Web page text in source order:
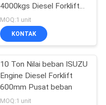
39
4000kgs Diesel Forklift
Truck
MOQ:1 unit
KONTAK
10 Ton Nilai beban ISUZU
Engine Diesel Forklift
600mm Pusat beban
MOQ:1 unit